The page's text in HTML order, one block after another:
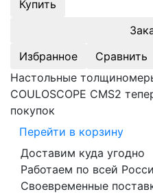
Избранное
Сравнить
Настольные
COULOSCOPE CMS2
покупок
Перейти в корзину
Доставим куда угодно
Работаем по всей
Своевременные